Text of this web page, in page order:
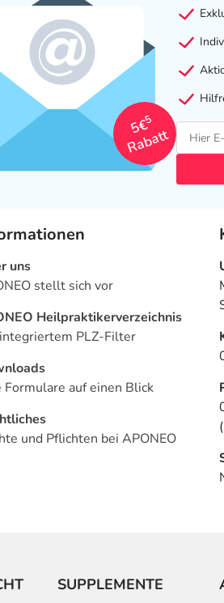
5€
5
Rabatt
uns
stellt sich vor
Heilpraktikerverzeichnis
PLZ-Filter
auf einen Blick
und Pflichten bei APONEO
SUPPLEMENTE